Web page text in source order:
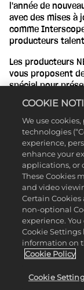
l'année de
avec des mises à
comme
producteurs
Les producteurs
vous proposent
spécial pour
Retrouvez la
Music, ou jetez-y
la playlist ci-
COOKIE
We use
technologies
experience,
enhance your
applications, or
These Cookies
and video
Certain
non-optional
experience.
Cookie Settings
information on
Cookie Policy
Cookie